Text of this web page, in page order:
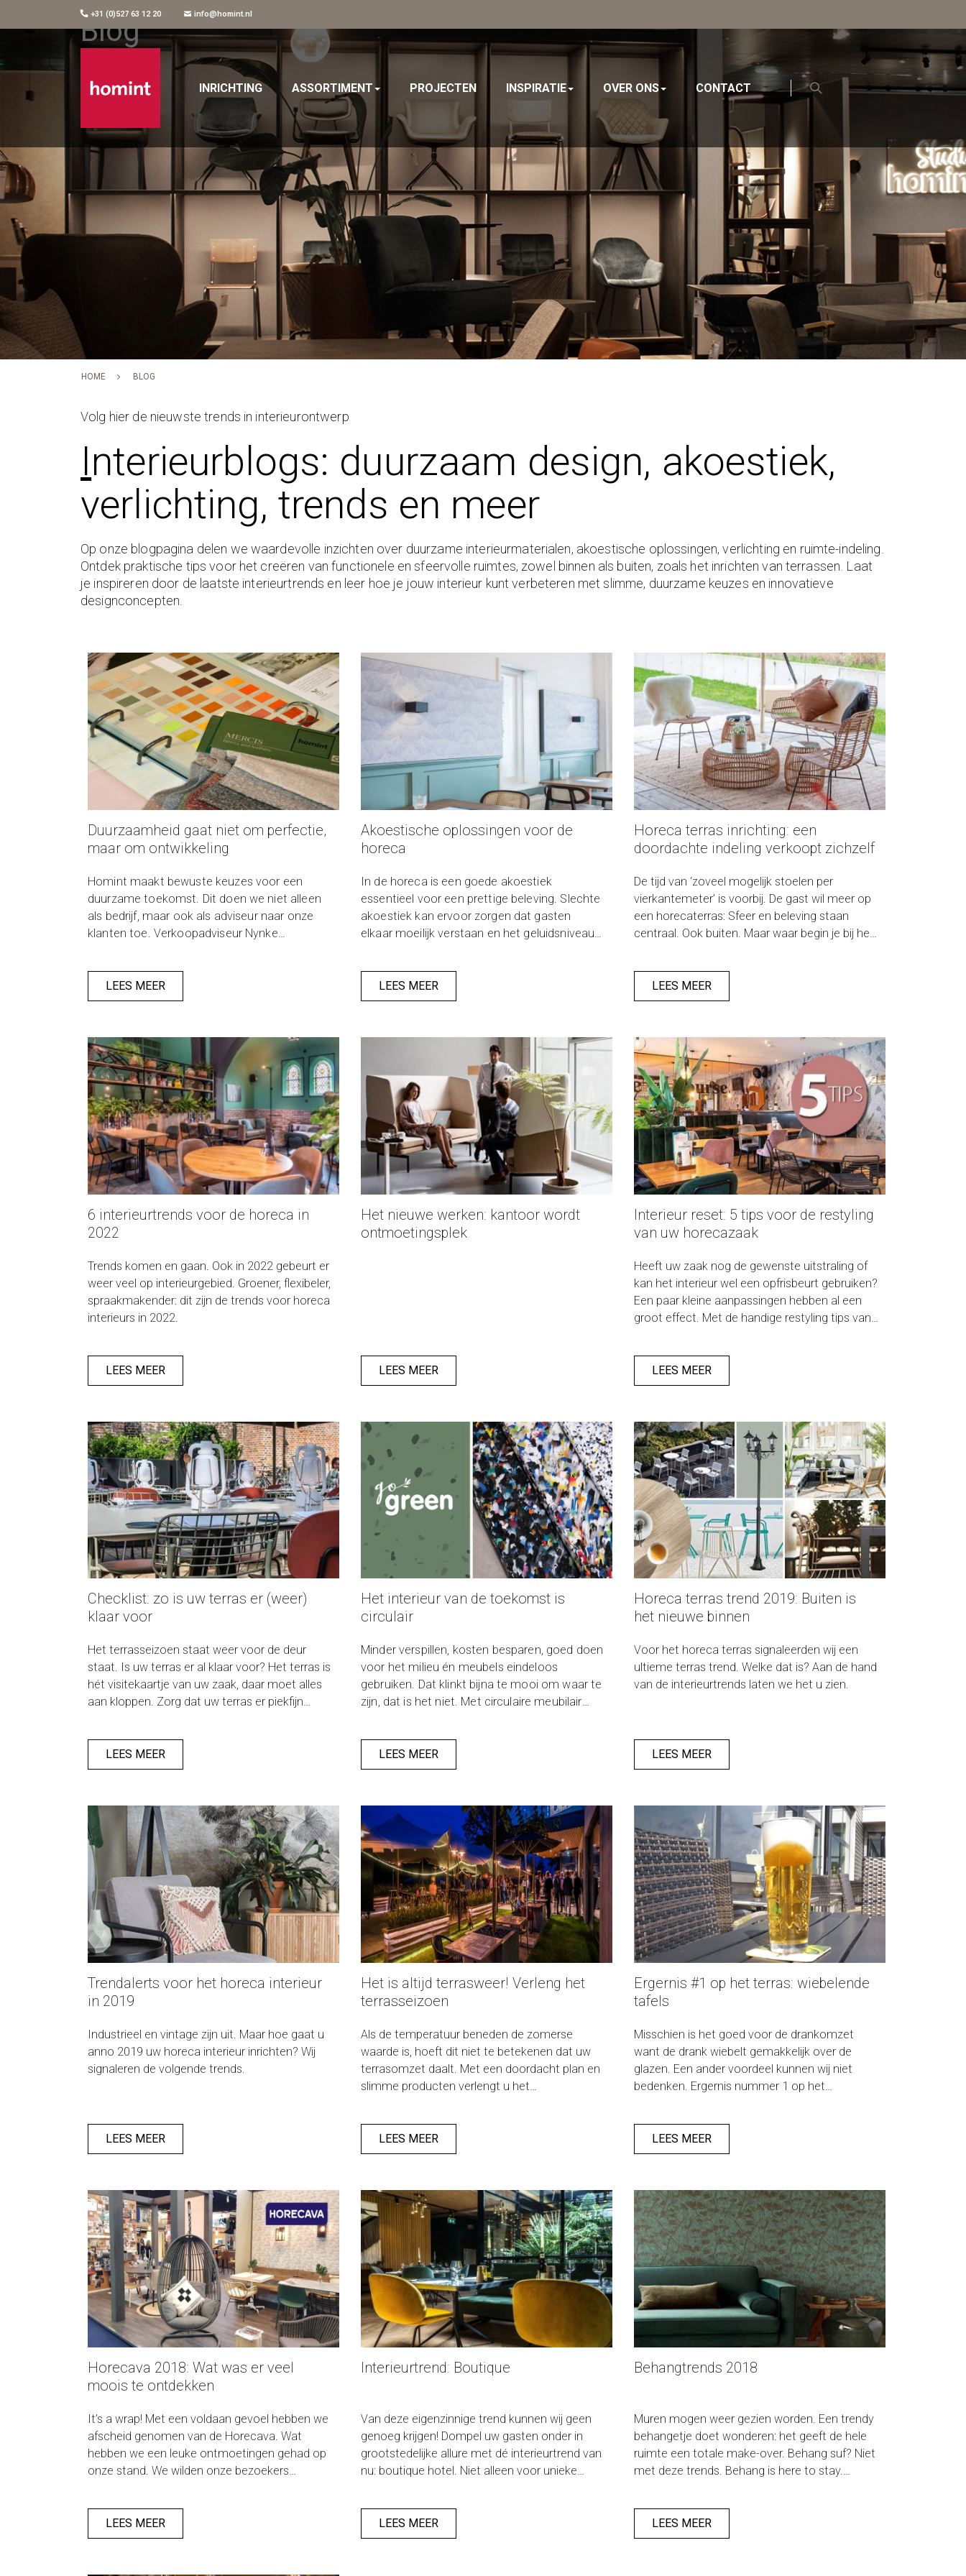
+31 (0)527 63 12 20 info@homint.nl
INRICHTING ASSORTIMENT PROJECTEN INSPIRATIE OVER ONS CONTACT
Blog
HOME BLOG
Volg hier de nieuwste trends in interieurontwerp
Interieurblogs: duurzaam design, akoestiek,
verlichting, trends en meer
Op onze blogpagina delen we waardevolle inzichten over duurzame interieurmaterialen, akoestische oplossingen, verlichting en ruimte-indeling.
Ontdek praktische tips voor het creëren van functionele en sfeervolle ruimtes, zowel binnen als buiten, zoals het inrichten van terrassen. Laat
je inspireren door de laatste interieurtrends en leer hoe je jouw interieur kunt verbeteren met slimme, duurzame keuzes en innovatieve
designconcepten.
Duurzaamheid gaat niet om perfectie,
maar om ontwikkeling
Homint maakt bewuste keuzes voor een
duurzame toekomst. Dit doen we niet alleen
als bedrijf, maar ook als adviseur naar onze
klanten toe. Verkoopadviseur Nynke
klanten. Maar wat kunnen onze klanten van
Homint verwachten als het gaat om
verder uit.
LEES MEER
Akoestische oplossingen voor de
horeca
In de horeca is een goede akoestiek
essentieel voor een prettige beleving. Slechte
akoestiek kan ervoor zorgen dat gasten
elkaar moeilijk verstaan en het geluidsniveau
een aangename en sfeervolle omgeving te
creëren.
LEES MEER
Horeca terras inrichting: een
doordachte indeling verkoopt zichzelf
De tijd van ‘zoveel mogelijk stoelen per
vierkantemeter’ is voorbij. De gast wil meer op
een horecaterras: Sfeer en beleving staan
centraal. Ook buiten. Maar waar begin je bij het
in de praktijk kunt brengen.
LEES MEER
6 interieurtrends voor de horeca in
2022
Trends komen en gaan. Ook in 2022 gebeurt er
weer veel op interieurgebied. Groener, flexibeler,
spraakmakender: dit zijn de trends voor horeca
interieurs in 2022.
LEES MEER
Het nieuwe werken: kantoor wordt
ontmoetingsplek
LEES MEER
Interieur reset: 5 tips voor de restyling
van uw horecazaak
Heeft uw zaak nog de gewenste uitstraling of
kan het interieur wel een opfrisbeurt gebruiken?
Een paar kleine aanpassingen hebben al een
groot effect. Met de handige restyling tips van
LEES MEER
Checklist: zo is uw terras er (weer)
klaar voor
Het terrasseizoen staat weer voor de deur
staat. Is uw terras er al klaar voor? Het terras is
hét visitekaartje van uw zaak, daar moet alles
aan kloppen. Zorg dat uw terras er piekfijn
checklist
LEES MEER
Het interieur van de toekomst is
circulair
Minder verspillen, kosten besparen, goed doen
voor het milieu én meubels eindeloos
gebruiken. Dat klinkt bijna te mooi om waar te
zijn, dat is het niet. Met circulaire meubilair
dusdanig ontwikkeld dat ze keer op keer
hergebruikt kunnen worden. De oude meubels
dienen namelijk weer als grondstof voor nieuw
LEES MEER
Horeca terras trend 2019: Buiten is
het nieuwe binnen
Voor het horeca terras signaleerden wij een
ultieme terras trend. Welke dat is? Aan de hand
van de interieurtrends laten we het u zien.
LEES MEER
Trendalerts voor het horeca interieur
in 2019
Industrieel en vintage zijn uit. Maar hoe gaat u
anno 2019 uw horeca interieur inrichten? Wij
signaleren de volgende trends.
LEES MEER
Het is altijd terrasweer! Verleng het
terrasseizoen
Als de temperatuur beneden de zomerse
waarde is, hoeft dit niet te betekenen dat uw
terrasomzet daalt. Met een doordacht plan en
slimme producten verlengt u het
najaar trek je met slimme aanpassingen
mensen naar je terras.
LEES MEER
Ergernis #1 op het terras: wiebelende
tafels
Misschien is het goed voor de drankomzet
want de drank wiebelt gemakkelijk over de
glazen. Een ander voordeel kunnen wij niet
bedenken. Ergernis nummer 1 op het
bierviltjes maar weer op de tafels en niet meer
eronder... Wij hebben de oplossing met
zelfstabiliserende onderstellen!
LEES MEER
Horecava 2018: Wat was er veel
moois te ontdekken
It’s a wrap! Met een voldaan gevoel hebben we
afscheid genomen van de Horecava. Wat
hebben we een leuke ontmoetingen gehad op
onze stand. We wilden onze bezoekers
interieur en - exterieur. En dat is gelukt! We
genieten nog even na… geniet je mee?
LEES MEER
Interieurtrend: Boutique
Van deze eigenzinnige trend kunnen wij geen
genoeg krijgen! Dompel uw gasten onder in
grootstedelijke allure met dé interieurtrend van
nu: boutique hotel. Niet alleen voor unieke
interieurstijl is een mix van modern design met
klassieke elementen en een vleugje exotische
LEES MEER
Behangtrends 2018
Muren mogen weer gezien worden. Een trendy
behangetje doet wonderen: het geeft de hele
ruimte een totale make-over. Behang suf? Niet
met deze trends. Behang is here to stay.
jasje te steken. Benieuwd naar de nieuwste
trends? Wij zetten ze graag op een rijtje.
LEES MEER